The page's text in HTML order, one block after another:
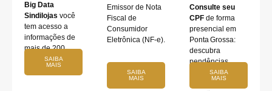
Big Data
Sindilojas você
tem acesso a
informações de
mais de 200
milhões de CPFs
SAIBA
MAIS
Emissor de Nota
Fiscal de
Consumidor
Eletrônica (NF-e).
SAIBA
MAIS
Consulte seu
CPF de forma
presencial em
Ponta Grossa:
descubra
pendências,
dívidas eSAIBA
MAIS